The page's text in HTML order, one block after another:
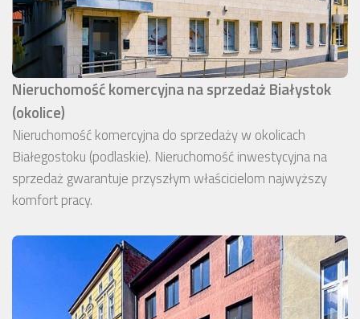
Nieruchomość komercyjna na sprzedaż Białystok
(okolice)
Nieruchomość komercyjna do sprzedaży w okolicach
Białegostoku (podlaskie). Nieruchomość inwestycyjna na
sprzedaż gwarantuje przyszłym właścicielom najwyższy
komfort pracy.